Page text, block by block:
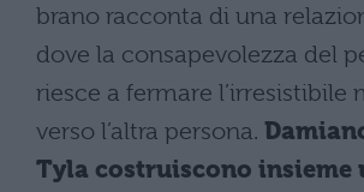
brano racconta di una
dove la consapevolezza del
riesce a fermare l’irresistibile
verso l’altra persona.
Tyla costruiscono